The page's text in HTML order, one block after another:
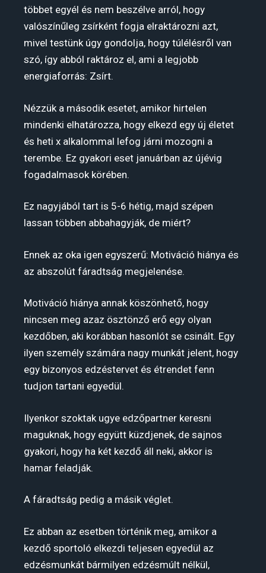
többet egyél és nem beszélve arról, hogy
valószínűleg zsírként fogja elraktározni azt,
mivel testünk úgy gondolja, hogy túlélésről van
szó, így abból raktároz el, ami a legjobb
energiaforrás: Zsírt.
Nézzük a második esetet, amikor hirtelen
mindenki elhatározza, hogy elkezd egy új életet
és heti x alkalommal lefog járni mozogni a
terembe. Ez gyakori eset januárban az újévig
fogadalmasok körében.
Ez nagyjából tart is 5-6 hétig, majd szépen
lassan többen abbahagyják, de miért?
Ennek az oka igen egyszerű: Motiváció hiánya és
az abszolút fáradtság megjelenése.
Motiváció hiánya annak köszönhető, hogy
nincsen meg azaz ösztönző erő egy olyan
kezdőben, aki korábban hasonlót se csinált. Egy
ilyen személy számára nagy munkát jelent, hogy
egy bizonyos edzéstervet és étrendet fenn
tudjon tartani egyedül.
Ilyenkor szoktak ugye edzőpartner keresni
maguknak, hogy együtt küzdjenek, de sajnos
gyakori, hogy ha két kezdő áll neki, akkor is
hamar feladják.
A fáradtság pedig a másik véglet.
Ez abban az esetben történik meg, amikor a
kezdő sportoló elkezdi teljesen egyedül az
edzésmunkát bármilyen edzésmúlt nélkül,